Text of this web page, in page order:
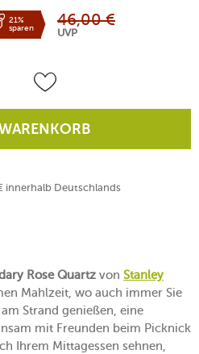
21%
sparen
46,00 €
UVP
innerhalb Deutschlands
Rose Quartz von Stanley
Mahlzeit, wo auch immer Sie
Strand genießen, eine
mit Freunden beim Picknick
Ihrem Mittagessen sehnen,